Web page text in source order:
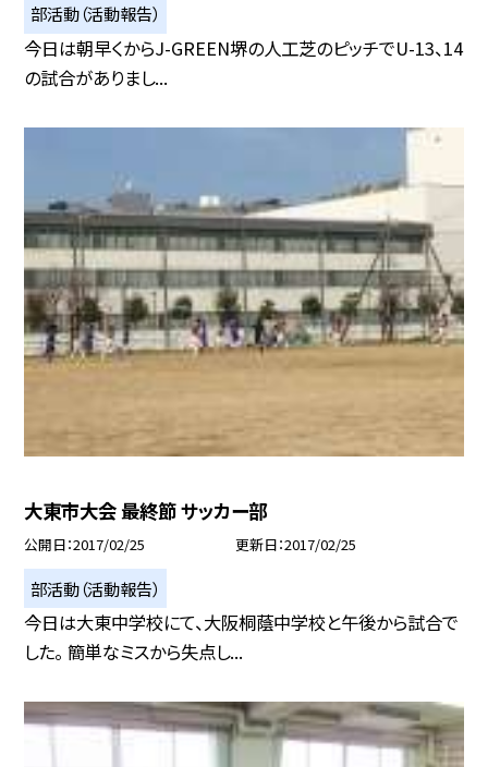
部活動（活動報告）
今日は朝早くからJ-GREEN堺の人工芝のピッチでU-13、14
の試合がありまし...
大東市大会 最終節 サッカー部
公開日 2017/02/25 更新日 2017/02/25
部活動（活動報告）
今日は大東中学校にて、大阪桐蔭中学校と午後から試合で
した。 簡単なミスから失点し...